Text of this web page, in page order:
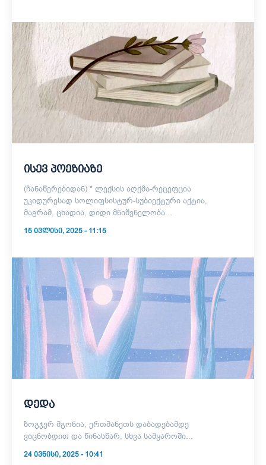
ისევ პოეზიაზე
(ჩანაწერებიდან) * ლექსის აღქმა-რეცეფცია
უკიდურესად სოლიფსისტურ-სუბიექტური აქტია,
მაგრამ, ცხადია, დიდი მნიშვნელობა...
15 ᲘᲕᲚᲘᲡᲘ, 2025 - 11:15
დედა
ზოგჯერ მგონია, ერთმანეთს დაბადებამდე
ვიცნობდით და წინასწარ, სხვა სამყაროში...
24 ᲘᲕᲜᲘᲡᲘ, 2025 - 10:41